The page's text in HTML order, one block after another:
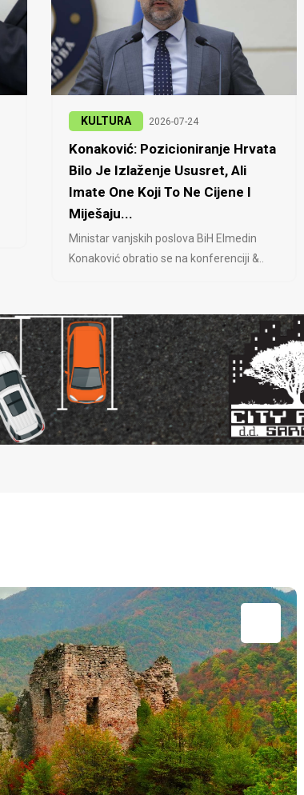
KULTURA 2026-07-24
Konaković: Pozicioniranje Hrvata
Bilo Je Izlaženje Ususret, Ali
Imate One Koji To Ne Cijene I
Miješaju...
Ministar vanjskih poslova BiH Elmedin
Konaković obratio se na konferenciji &..